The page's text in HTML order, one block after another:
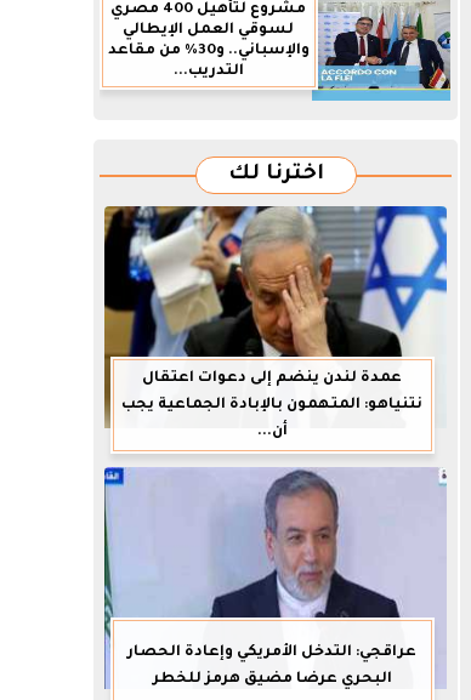
مشروع لتأهيل 400 مصري
لسوقي العمل الإيطالي
والإسباني.. و30% من مقاعد
التدريب...
اخترنا لك
عمدة لندن ينضم إلى دعوات اعتقال
نتنياهو: المتهمون بالإبادة الجماعية يجب
أن...
عراقجي: التدخل الأمريكي وإعادة الحصار
البحري عرضا مضيق هرمز للخطر